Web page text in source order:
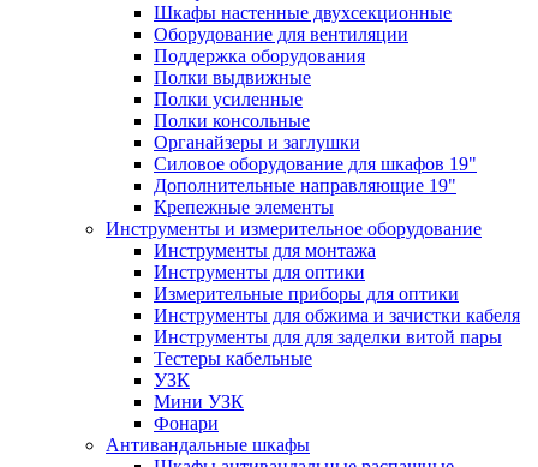
Шкафы настенные двухсекционные
Оборудование для вентиляции
Поддержка оборудования
Полки выдвижные
Полки усиленные
Полки консольные
Органайзеры и заглушки
Силовое оборудование для шкафов 19"
Дополнительные направляющие 19"
Крепежные элементы
Инструменты и измерительное оборудование
Инструменты для монтажа
Инструменты для оптики
Измерительные приборы для оптики
Инструменты для обжима и зачистки кабеля
Инструменты для для заделки витой пары
Тестеры кабельные
УЗК
Мини УЗК
Фонари
Антивандальные шкафы